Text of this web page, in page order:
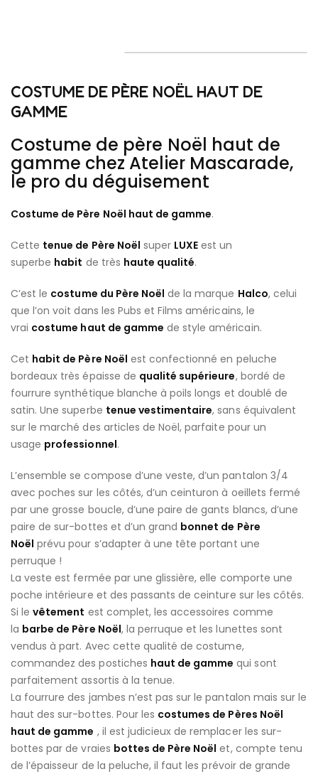
COSTUME DE PÈRE NOËL HAUT DE
GAMME
Costume de père Noël haut de
gamme chez Atelier Mascarade,
le pro du déguisement
Costume de Père Noël haut de gamme.
Cette tenue de Père Noël super LUXE est un
superbe habit de très haute qualité.
C’est le costume du Père Noël de la marque Halco, celui
que l’on voit dans les Pubs et Films américains, le
vrai costume haut de gamme de style américain.
Cet habit de Père Noël est confectionné en peluche
bordeaux très épaisse de qualité supérieure, bordé de
fourrure synthétique blanche à poils longs et doublé de
satin. Une superbe tenue vestimentaire, sans équivalent
sur le marché des articles de Noël, parfaite pour un
usage professionnel.
L’ensemble se compose d’une veste, d’un pantalon 3/4
avec poches sur les côtés, d’un ceinturon à oeillets fermé
par une grosse boucle, d’une paire de gants blancs, d’une
paire de sur-bottes et d’un grand bonnet de Père
Noël prévu pour s’adapter à une tête portant une
perruque !
La veste est fermée par une glissière, elle comporte une
poche intérieure et des passants de ceinture sur les côtés.
Si levêtement est complet, les accessoires comme
la barbe de Père Noël, la perruque et les lunettes sont
vendus à part. Avec cette qualité de costume,
commandez des postiches haut de gamme qui sont
parfaitement assortis à la tenue.
La fourrure des jambes n’est pas sur le pantalon mais sur le
haut des sur-bottes. Pour les costumes de Pères Noël
haut de gamme , il est judicieux de remplacer les sur-
bottes par de vraies bottes de Père Noël et, compte tenu
de l’épaisseur de la peluche, il faut les prévoir de grande